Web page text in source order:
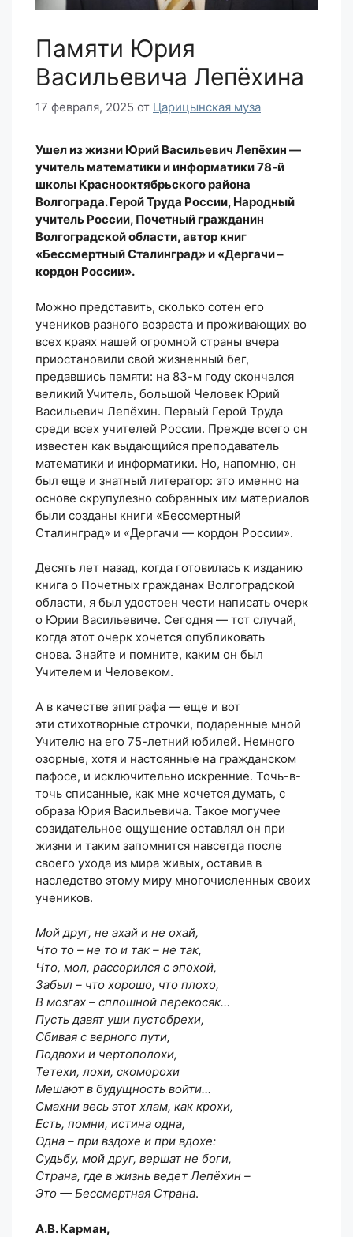
Памяти Юрия
Васильевича Лепёхина
17 февраля, 2025 от Царицынская муза
Ушел из жизни Юрий Васильевич Лепёхин —
учитель математики и информатики 78-й
школы Краснооктябрьского района
Волгограда. Герой Труда России, Народный
учитель России, Почетный гражданин
Волгоградской области, автор книг
«Бессмертный Сталинград» и «Дергачи –
кордон России».
Можно представить, сколько сотен его
учеников разного возраста и проживающих во
всех краях нашей огромной страны вчера
приостановили свой жизненный бег,
предавшись памяти: на 83-м году скончался
великий Учитель, большой Человек Юрий
Васильевич Лепёхин. Первый Герой Труда
среди всех учителей России. Прежде всего он
известен как выдающийся преподаватель
математики и информатики. Но, напомню, он
был еще и знатный литератор: это именно на
основе скрупулезно собранных им материалов
были созданы книги «Бессмертный
Сталинград» и «Дергачи — кордон России».
Десять лет назад, когда готовилась к изданию
книга о Почетных гражданах Волгоградской
области, я был удостоен чести написать очерк
о Юрии Васильевиче. Сегодня — тот случай,
когда этот очерк хочется опубликовать
снова. Знайте и помните, каким он был
Учителем и Человеком.
А в качестве эпиграфа — еще и вот
эти стихотворные строчки, подаренные мной
Учителю на его 75-летний юбилей. Немного
озорные, хотя и настоянные на гражданском
пафосе, и исключительно искренние. Точь-в-
точь списанные, как мне хочется думать, с
образа Юрия Васильевича. Такое могучее
созидательное ощущение оставлял он при
жизни и таким запомнится навсегда после
своего ухода из мира живых, оставив в
наследство этому миру многочисленных своих
учеников.
Мой друг, не ахай и не охай,
Что то – не то и так – не так,
Что, мол, рассорился с эпохой,
Забыл – что хорошо, что плохо,
В мозгах – сплошной перекосяк…
Пусть давят уши пустобрехи,
Сбивая с верного пути,
Подвохи и чертополохи,
Тетехи, лохи, скоморохи
Мешают в будущность войти…
Смахни весь этот хлам, как крохи,
Есть, помни, истина одна,
Одна – при вздохе и при вдохе:
Судьбу, мой друг, вершат не боги,
Страна, где в жизнь ведет Лепёхин –
Это — Бессмертная Страна.
А.В. Карман,